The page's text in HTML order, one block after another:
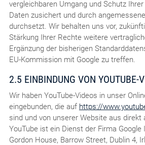
vergleichbaren Umgang und Schutz
Daten zusichert und durch
durchsetzt. Wir behalten uns vor,
Stärkung Ihrer Rechte weitere
Ergänzung der bisherigen
EU-Kommission mit Google zu treffen.
2.5 EINBINDUNG VON YOUTUBE-
Wir haben YouTube-Videos in unser
eingebunden, die auf https://
sind und von unserer Website aus direkt
YouTube ist ein Dienst der Firma Google
Gordon House, Barrow Street, Dublin 4,